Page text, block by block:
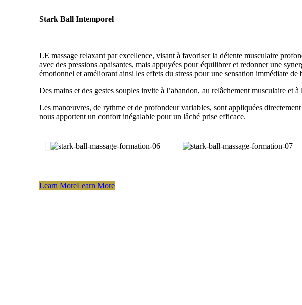
Stark Ball Intemporel
LE massage relaxant par excellence, visant à favoriser la détente musculaire
avec des pressions apaisantes, mais appuyées pour équilibrer et redonner une
émotionnel et améliorant ainsi les effets du stress pour une sensation immédiate de
Des mains et des gestes souples invite à l’abandon, au relâchement musculaire et
Les manœuvres, de rythme et de profondeur variables, sont appliquées
nous apportent un confort inégalable pour un lâché prise efficace.
Learn MoreLearn More